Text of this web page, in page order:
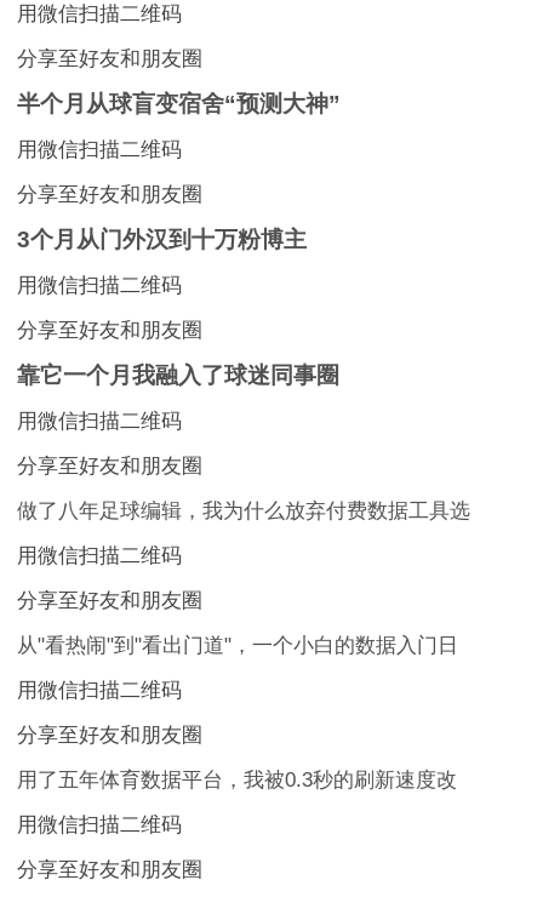
用微信扫描二维码
分享至好友和朋友圈
半个月从球盲变宿舍“预测大神”
用微信扫描二维码
分享至好友和朋友圈
3个月从门外汉到十万粉博主
用微信扫描二维码
分享至好友和朋友圈
靠它一个月我融入了球迷同事圈
用微信扫描二维码
分享至好友和朋友圈
做了八年足球编辑，我为什么放弃付费数据工具选
用微信扫描二维码
分享至好友和朋友圈
从"看热闹"到"看出门道"，一个小白的数据入门日
用微信扫描二维码
分享至好友和朋友圈
用了五年体育数据平台，我被0.3秒的刷新速度改
用微信扫描二维码
分享至好友和朋友圈